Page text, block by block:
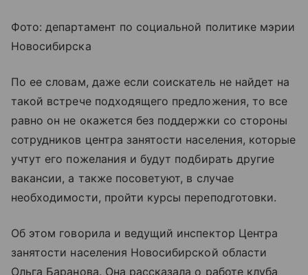
Фото: департамент по социальной политике мэрии
Новосибирска
По ее словам, даже если соискатель не найдет на
такой встрече подходящего предложения, то все
равно он не окажется без поддержки со стороны
сотрудников центра занятости населения, которые
учтут его пожелания и будут подбирать другие
вакансии, а также посоветуют, в случае
необходимости, пройти курсы переподготовки.
Об этом говорила и ведущий инспектор Центра
занятости населения Новосибирской области
Ольга Баранова. Она рассказала о работе клуба